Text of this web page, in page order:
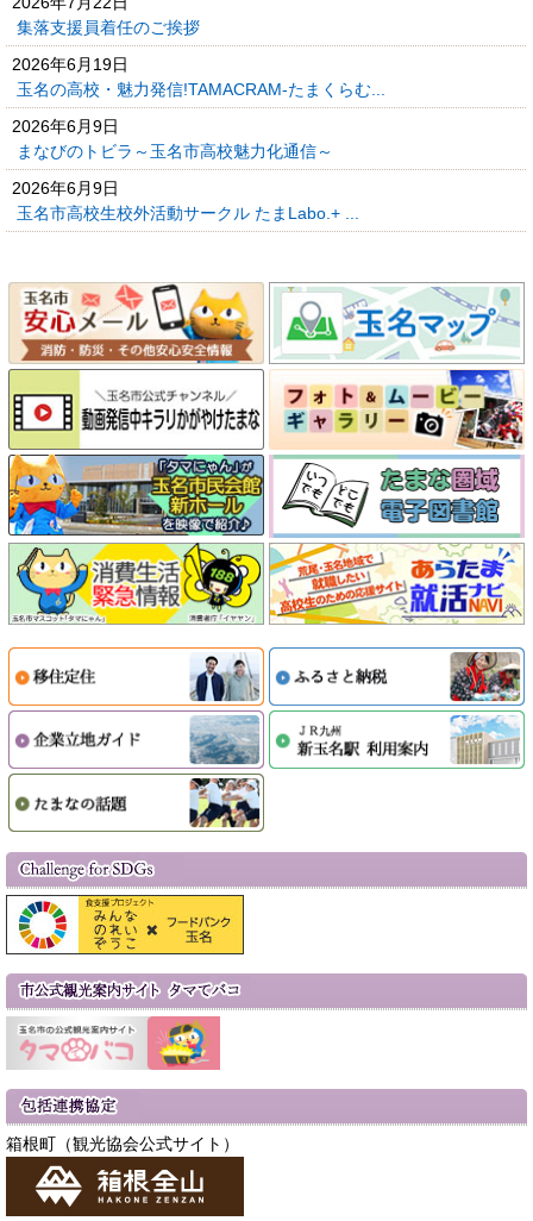
集落支援員着任のご挨拶
2026年6月19日
玉名の高校・魅力発信!TAMACRAM-たまくらむ...
2026年6月9日
まなびのトビラ～玉名市高校魅力化通信～
2026年6月9日
玉名市高校生校外活動サークル たまLabo.+ ...
箱根町（観光協会公式サイト）